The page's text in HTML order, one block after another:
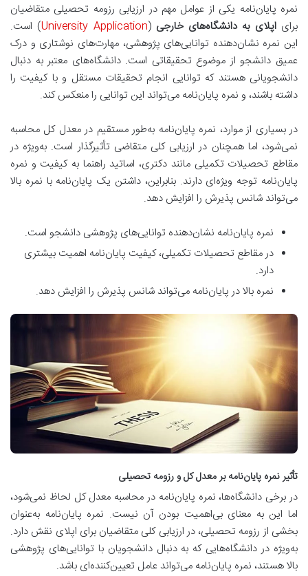
نمره پایان‌نامه یکی از عوامل مهم در ارزیابی رزومه تحصیلی متقاضیان
برایاپلای به دانشگاه‌های خارجی (
University Application) است.
این نمره نشان‌دهنده توانایی‌های پژوهشی، مهارت‌های نوشتاری و درک
عمیق دانشجو از موضوع تحقیقاتی است. دانشگاه‌های معتبر به دنبال
دانشجویانی هستند که توانایی انجام تحقیقات مستقل و با کیفیت را
داشته باشند، و نمره پایان‌نامه می‌تواند این توانایی را منعکس کند.
در بسیاری از موارد، نمره پایان‌نامه به‌طور مستقیم در معدل کل محاسبه
نمی‌شود، اما همچنان در ارزیابی کلی متقاضی تأثیرگذار است. به‌ویژه در
مقاطع تحصیلات تکمیلی مانند دکتری، اساتید راهنما به کیفیت و نمره
پایان‌نامه توجه ویژه‌ای دارند. بنابراین، داشتن یک پایان‌نامه با نمره بالا
می‌تواند شانس پذیرش را افزایش دهد.
نمره پایان‌نامه نشان‌دهنده توانایی‌های پژوهشی دانشجو است.
در مقاطع تحصیلات تکمیلی، کیفیت پایان‌نامه اهمیت بیشتری
دارد.
نمره بالا در پایان‌نامه می‌تواند شانس پذیرش را افزایش دهد.
تأثیر نمره پایان‌نامه بر معدل کل و رزومه تحصیلی
در برخی دانشگاه‌ها، نمره پایان‌نامه در محاسبه معدل کل لحاظ نمی‌شود،
اما این به معنای بی‌اهمیت بودن آن نیست. نمره پایان‌نامه به‌عنوان
بخشی از رزومه تحصیلی، در ارزیابی کلی متقاضیان برای اپلای نقش دارد.
به‌ویژه در دانشگاه‌هایی که به دنبال دانشجویان با توانایی‌های پژوهشی
بالا هستند، نمره پایان‌نامه می‌تواند عامل تعیین‌کننده‌ای باشد.